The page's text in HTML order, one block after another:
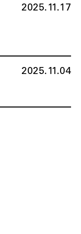
2025.11.17
2025.11.04